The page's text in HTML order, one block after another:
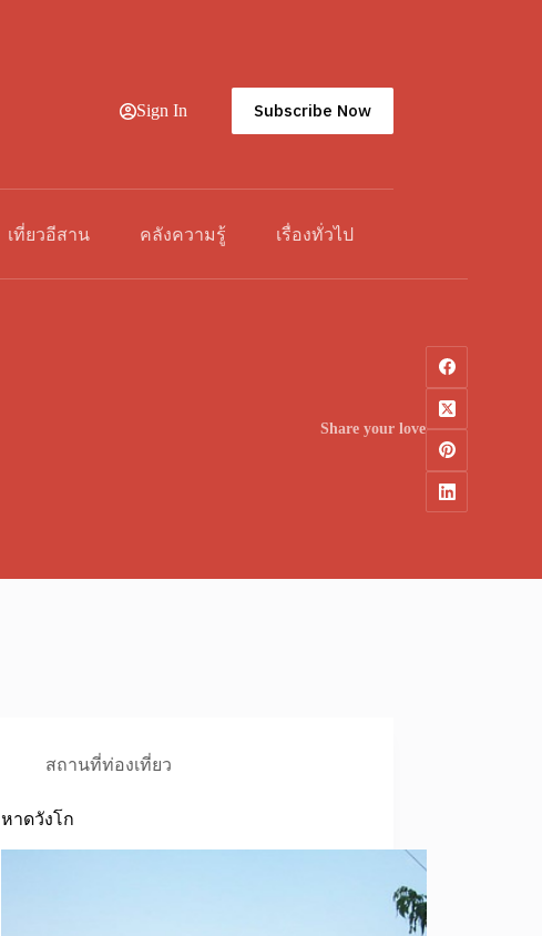
Sign In Subscribe Now
เที่ยวอีสาน คลังความรู้ เรื่องทั่วไป
Share your love
สถานที่ท่องเที่ยว
หาดวังโก